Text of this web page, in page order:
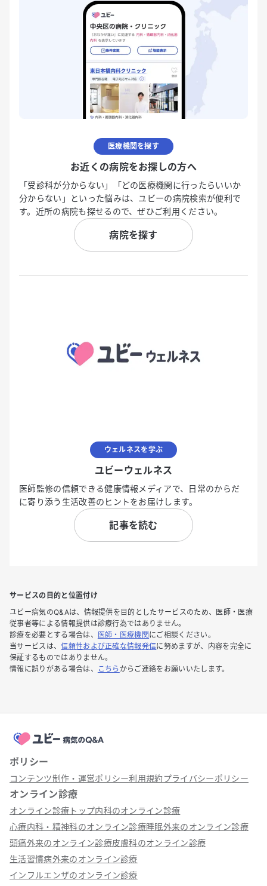
医療機関を探す
お近くの病院をお探しの方へ
「受診科が分からない」「どの医療機関に行ったらいいか
分からない」といった悩みは、ユビーの病院検索が便利で
す。近所の病院も探せるので、ぜひご利用ください。
病院を探す
ウェルネスを学ぶ
ユビーウェルネス
医師監修の信頼できる健康情報メディアで、日常のからだ
に寄り添う生活改善のヒントをお届けします。
記事を読む
サービスの目的と位置付け
ユビー病気のQ&Aは、情報提供を目的としたサービスのため、医師・医療
従事者等による情報提供は診療行為ではありません。
診療を必要とする場合は、
医師・医療機関 にご相談ください。
当サービスは、信頼性および正確な情報発信に努めますが、内容を完全に
保証するものではありません。
情報に誤りがある場合は、
こちら からご連絡をお願いいたします。
ポリシー
コンテンツ制作・運営ポリシー利用規約プライバシーポリシー
オンライン診療
オンライン診療トップ内科のオンライン診療
心療内科・精神科のオンライン診療睡眠外来のオンライン診療
頭痛外来のオンライン診療皮膚科のオンライン診療
生活習慣病外来のオンライン診療
インフルエンザのオンライン診療